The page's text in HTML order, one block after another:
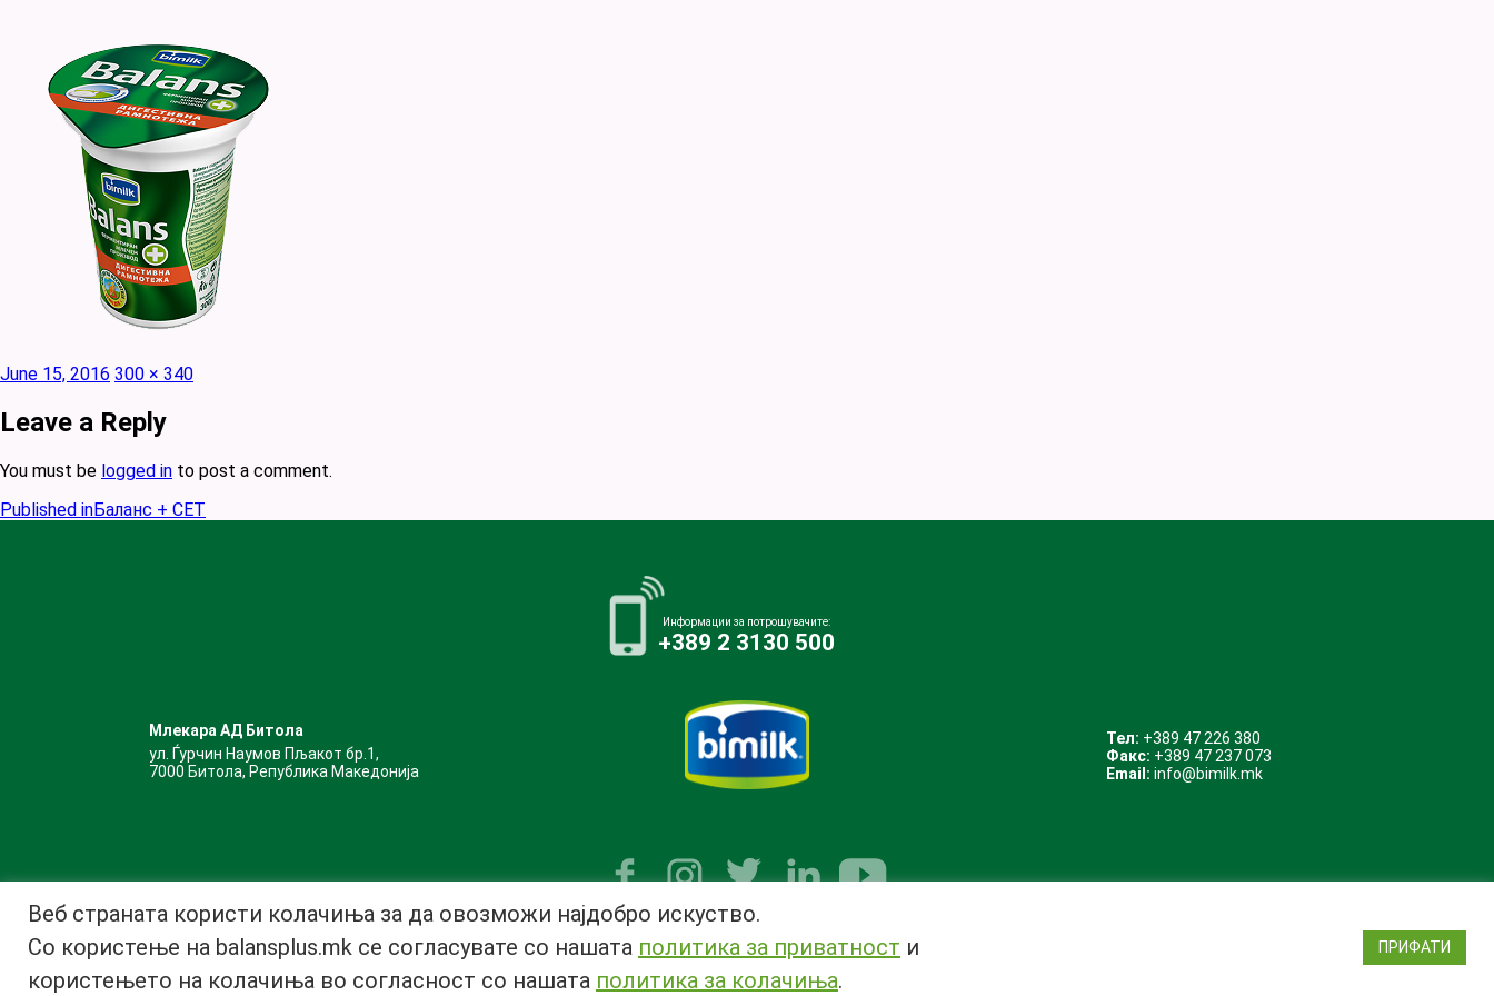
Posted
June 15, 2016 Full
300 × 340
Leave a Reply
You must be logged in to post a comment.
Published inБаланс + СЕТ
Информации за потрошувачите:
+389 2 3130 500
Млекара АД Битола
ул. Ѓурчин Наумов Пљакот бр.1,
7000 Битола, Република Македонија
Тел: +389 47 226 380
Факс: +389 47 237 073
Email: info@bimilk.mk
Веб страната користи колачиња за да овозможи најдобро искуство.
Со користење на balansplus.mk се согласувате со нашата политика за приватност и
користењето на колачиња во согласност со нашата политика за колачиња.
ПРИФАТИ